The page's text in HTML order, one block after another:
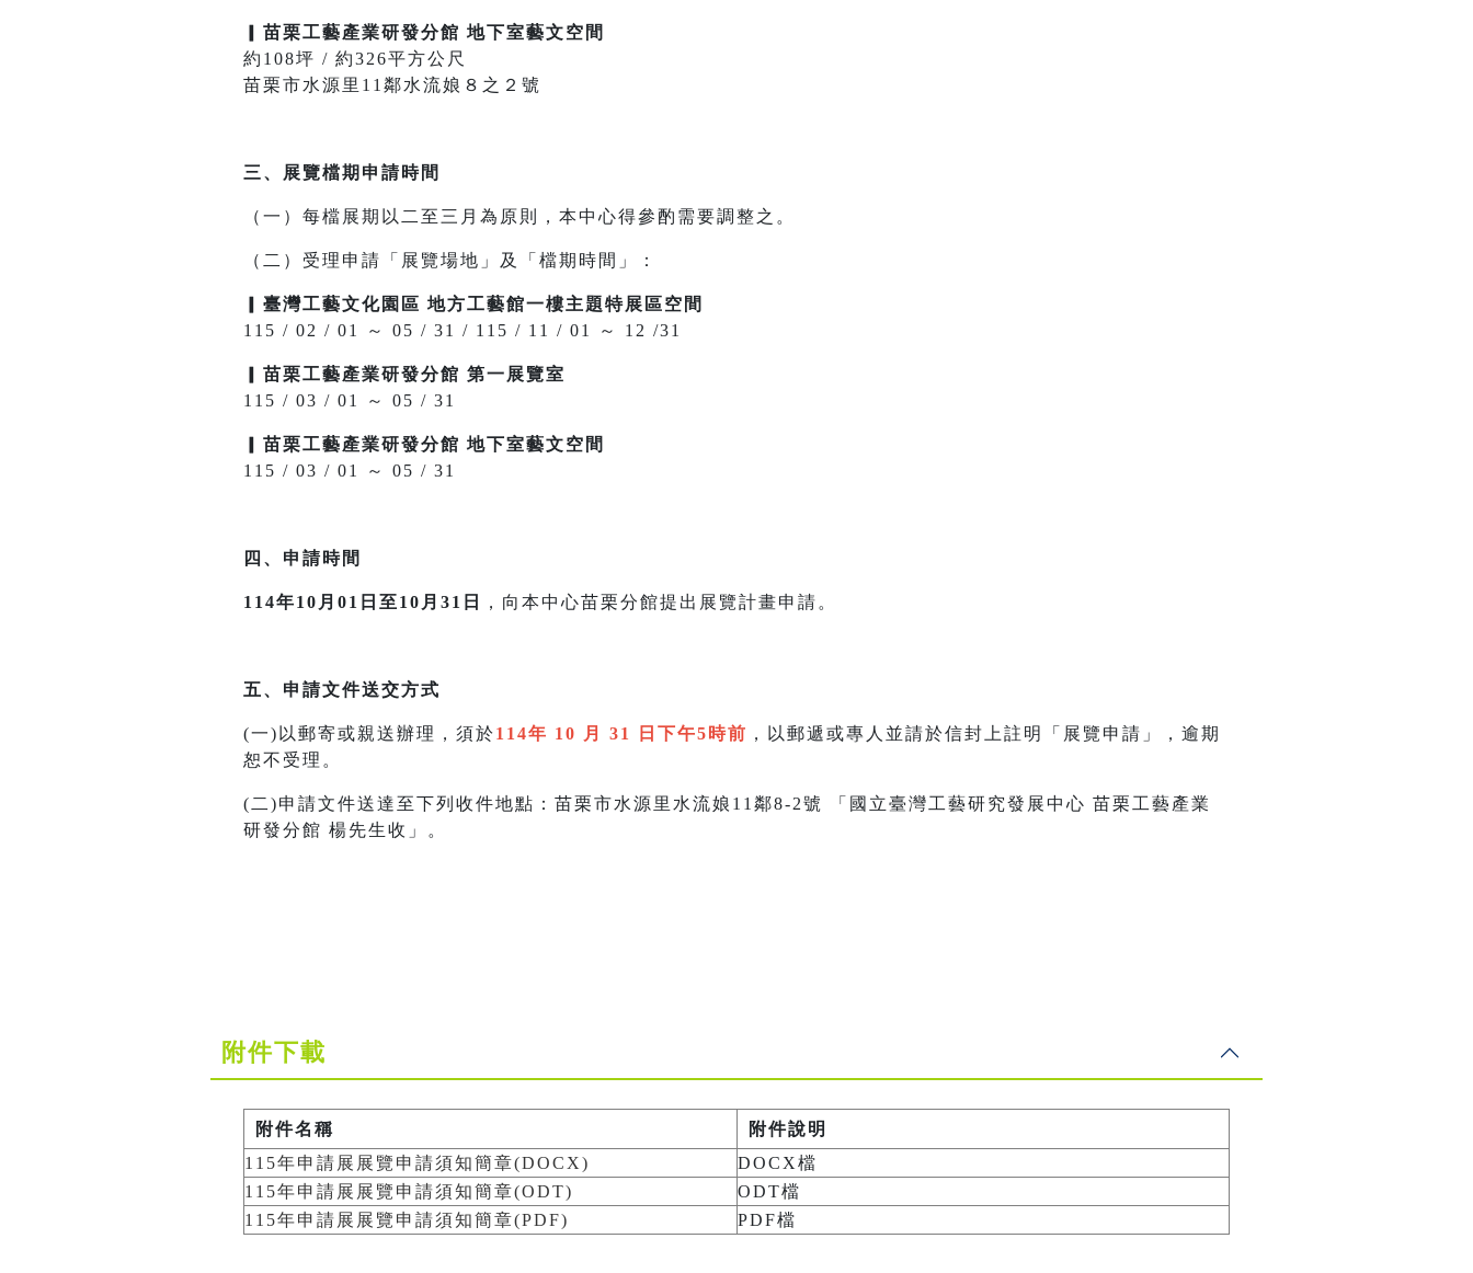
苗栗工藝產業研發分館 地下室藝文空間
約108坪 / 約326平方公尺
苗栗市水源里11鄰水流娘８之２號
三、展覽檔期申請時間
（一）每檔展期以二至三月為原則，本中心得參酌需要調整之。
（二）受理申請「展覽場地」及「檔期時間」：
臺灣工藝文化園區 地方工藝館一樓主題特展區空間
115 / 02 / 01 ～ 05 / 31 / 115 / 11 / 01 ～ 12 /31
苗栗工藝產業研發分館 第一展覽室
115 / 03 / 01 ～ 05 / 31
苗栗工藝產業研發分館 地下室藝文空間
115 / 03 / 01 ～ 05 / 31
四、申請時間
114年10月01日至10月31日 ，向本中心苗栗分館提出展覽計畫申請。
五、申請文件送交方式
(一)以郵寄或親送辦理，須於114年 10 月 31 日下午5時前 ，以郵遞或專人並請於信封上註明「展覽申請」，逾期
恕不受理。
(二)申請文件送達至下列收件地點：苗栗市水源里水流娘11鄰8-2號 「國立臺灣工藝研究發展中心 苗栗工藝產業
研發分館 楊先生收」。
附件下載
附件名稱
附件說明
115年申請展展覽申請須知簡章(DOCX)
DOCX檔
115年申請展展覽申請須知簡章(ODT)
ODT檔
115年申請展展覽申請須知簡章(PDF)
PDF檔